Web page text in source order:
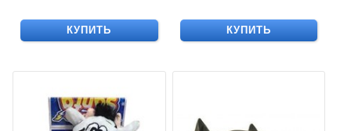
КУПИТЬ КУПИТЬ